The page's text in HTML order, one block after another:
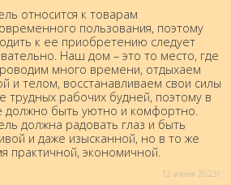
относится к товарам
пользования, поэтому
к ее приобретению следует
Наш дом – это то место, где
много времени, отдыхаем
и телом, восстанавливаем свои силы
трудных рабочих будней, поэтому в
должно быть уютно и комфортно.
должна радовать глаз и быть
и даже изысканной, но в то же
практичной, экономичной.
12 июня 2023г.